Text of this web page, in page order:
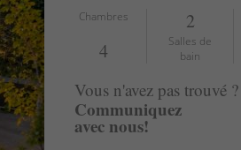
Chambres
4
2
Salles de
bain
Vous n'avez pas trouvé ?
Communiquez
avec nous!